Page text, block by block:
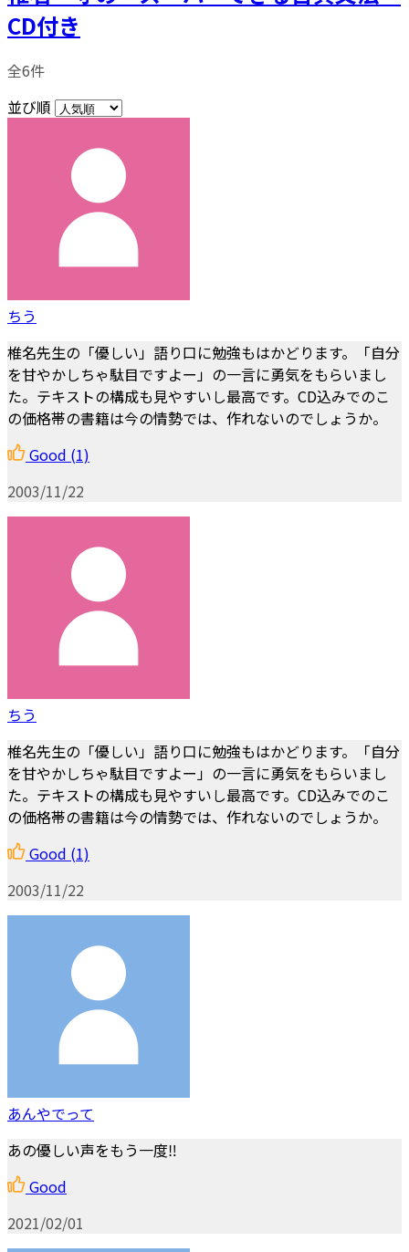
CD付き
全6件
並び順
ちう
椎名先生の「優しい」語り口に勉強もはかどります。「自分
を甘やかしちゃ駄目ですよー」の一言に勇気をもらいまし
た。テキストの構成も見やすいし最高です。CD込みでのこ
の価格帯の書籍は今の情勢では、作れないのでしょうか。
Good (1)
2003/11/22
ちう
椎名先生の「優しい」語り口に勉強もはかどります。「自分
を甘やかしちゃ駄目ですよー」の一言に勇気をもらいまし
た。テキストの構成も見やすいし最高です。CD込みでのこ
の価格帯の書籍は今の情勢では、作れないのでしょうか。
Good (1)
2003/11/22
あんやでって
あの優しい声をもう一度‼︎
Good
2021/02/01